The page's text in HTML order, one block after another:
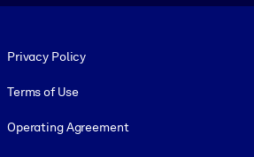
Privacy Policy
Terms of Use
Operating Agreement